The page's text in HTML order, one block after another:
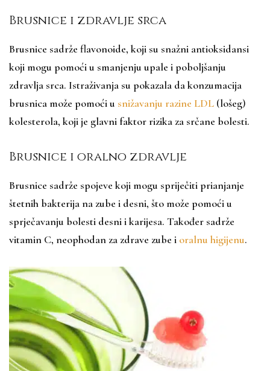
Brusnice i zdravlje srca
Brusnice sadrže flavonoide, koji su snažni antioksidansi
koji mogu pomoći u smanjenju upale i poboljšanju
zdravlja srca. Istraživanja su pokazala da konzumacija
brusnica može pomoći u snižavanju razine LDL (lošeg)
kolesterola, koji je glavni faktor rizika za srčane bolesti.
Brusnice i oralno zdravlje
Brusnice sadrže spojeve koji mogu spriječiti prianjanje
štetnih bakterija na zube i desni, što može pomoći u
sprječavanju bolesti desni i karijesa. Također sadrže
vitamin C, neophodan za zdrave zube i oralnu higijenu.